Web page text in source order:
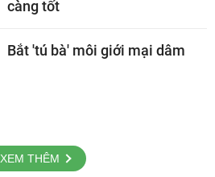
càng tốt
Bắt 'tú bà' môi giới mại dâm
XEM THÊM